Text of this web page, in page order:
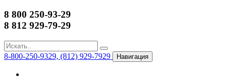
8 800 250-93-29
8 812 929-79-29
8-800-250-9329, (812) 929-7929 Навигация